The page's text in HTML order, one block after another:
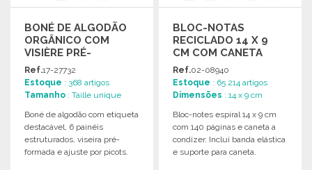
BONÉ DE ALGODÃO
ORGÂNICO COM
VISIÈRE PRÉ-
FORMADA
Ref.17-27732
Estoque : 368 artigos
Tamanho : Taille unique
Boné de algodão com etiqueta
destacável, 6 painéis
estruturados, viseira pré-
formada e ajuste por picots.
BLOC-NOTAS
RECICLADO 14 X 9
CM COM CANETA
Ref.02-08940
Estoque : 65 214 artigos
Dimensões : 14 x 9 cm
Bloc-notes espiral 14 x 9 cm
com 140 páginas e caneta a
condizer. Inclui banda elástica
e suporte para caneta.